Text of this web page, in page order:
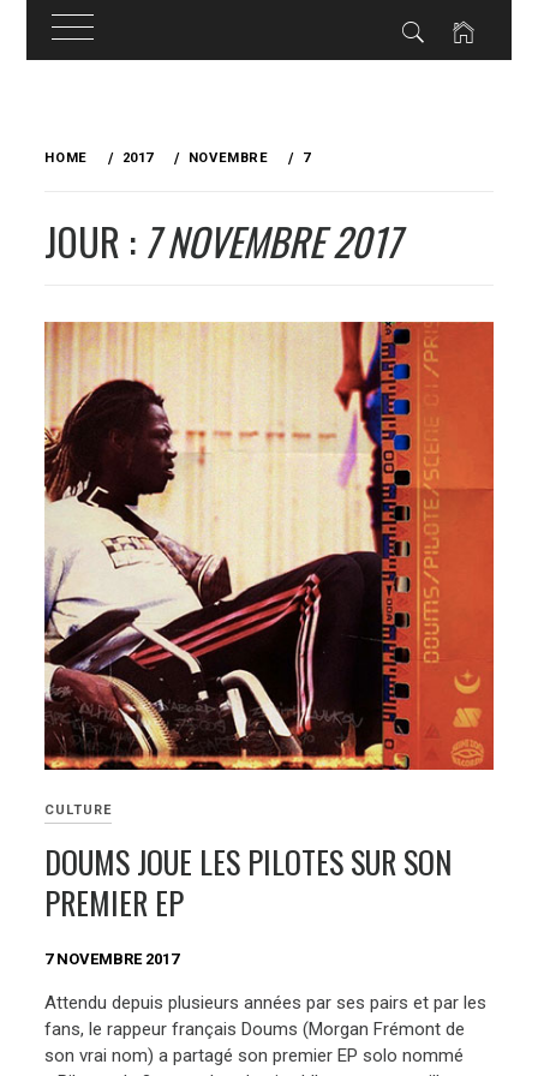
HOME 2017 NOVEMBRE 7
JOUR : 7 NOVEMBRE 2017
CULTURE
DOUMS JOUE LES PILOTES SUR SON
PREMIER EP
7 NOVEMBRE 2017
Attendu depuis plusieurs années par ses pairs et par les
fans, le rappeur français Doums (Morgan Frémont de
son vrai nom) a partagé son premier EP solo nommé